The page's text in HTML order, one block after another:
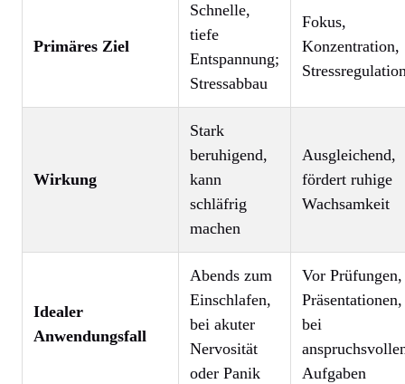
Primäres Ziel
Schnelle,
tiefe
Entspannung;
Stressabbau
Fokus,
Konzentration,
Wirkung
Stark
beruhigend,
kann
schläfrig
machen
Ausgleichend,
fördert ruhige
Wachsamkeit
Idealer
Anwendungsfall
Abends zum
Einschlafen,
bei akuter
Nervosität
oder Panik
Vor Prüfungen,
Präsentationen,
bei
Aufgaben